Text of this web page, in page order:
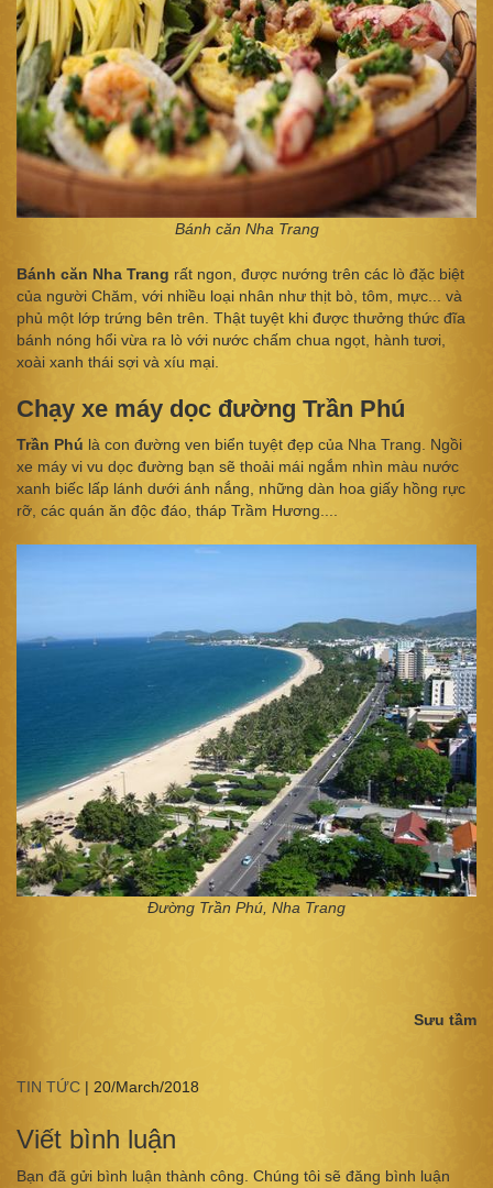
Bánh căn Nha Trang
Bánh căn Nha Trang rất ngon, được nướng trên các lò đặc biệt
của người Chăm, với nhiều loại nhân như thịt bò, tôm, mực... và
phủ một lớp trứng bên trên. Thật tuyệt khi được thưởng thức đĩa
bánh nóng hổi vừa ra lò với nước chấm chua ngọt, hành tươi,
xoài xanh thái sợi và xíu mại.
Chạy xe máy dọc đường Trần Phú
Trần Phú là con đường ven biển tuyệt đẹp của Nha Trang. Ngồi
xe máy vi vu dọc đường bạn sẽ thoải mái ngắm nhìn màu nước
xanh biếc lấp lánh dưới ánh nắng, những dàn hoa giấy hồng rực
rỡ, các quán ăn độc đáo, tháp Trầm Hương....
Đường Trần Phú, Nha Trang
Sưu tầm
TIN TỨC | 20/March/2018
Viết bình luận
Bạn đã gửi bình luận thành công. Chúng tôi sẽ đăng bình luận